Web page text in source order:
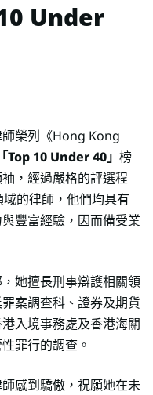
Under
榮列《Hong Kong
「Top 10 Under 40」 榜
，經過嚴格的評選程
的律師，他們均具有
豐富經驗，因而備受業
她擅長刑事辯護相關領
案調查科、證券及期貨
入境事務處及香港海關
罪行的調查。
感到驕傲，祝願她在未